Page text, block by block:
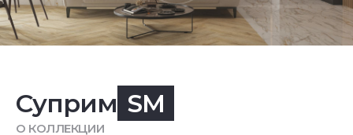
Суприм SM
О КОЛЛЕКЦИИ